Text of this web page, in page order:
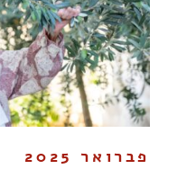
פברואר 2025